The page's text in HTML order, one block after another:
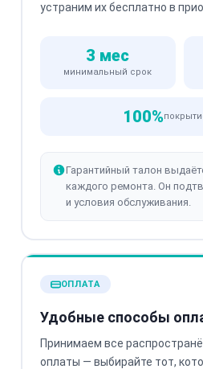
устраним их бесплатно в
3 мес
минимальный срок
100%
Гарантийный талон
каждого ремонта. Он
и условия обслуживания.
ОПЛАТА
Удобные способы
Принимаем все
оплаты — выбирайте тот,